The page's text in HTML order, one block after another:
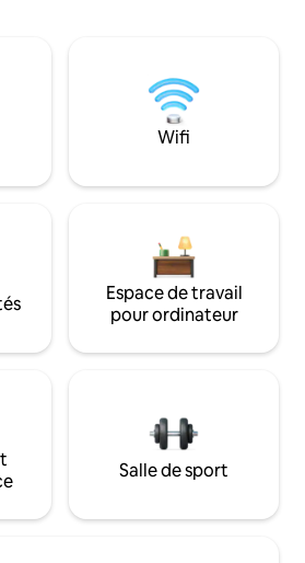
Wifi
Espace de travail
pour ordinateur
Salle de sport